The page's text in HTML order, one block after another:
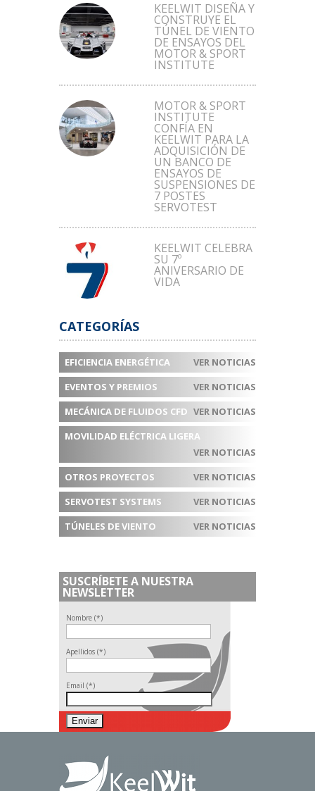
KEELWIT DISEÑA Y
CONSTRUYE EL
TÚNEL DE VIENTO
DE ENSAYOS DEL
MOTOR & SPORT
INSTITUTE
MOTOR & SPORT
INSTITUTE
CONFÍA EN
KEELWIT PARA LA
ADQUISICIÓN DE
UN BANCO DE
ENSAYOS DE
SUSPENSIONES DE
7 POSTES
SERVOTEST
KEELWIT CELEBRA
SU 7º
ANIVERSARIO DE
VIDA
CATEGORÍAS
EFICIENCIA ENERGÉTICA
VER NOTICIAS
EVENTOS Y PREMIOS
VER NOTICIAS
MECÁNICA DE FLUIDOS CFD VER NOTICIAS
MOVILIDAD ELÉCTRICA LIGERA
VER NOTICIAS
OTROS PROYECTOS
VER NOTICIAS
SERVOTEST SYSTEMS
VER NOTICIAS
TÚNELES DE VIENTO
VER NOTICIAS
SUSCRÍBETE A NUESTRA
NEWSLETTER
Nombre (*)
Apellidos (*)
Email (*)